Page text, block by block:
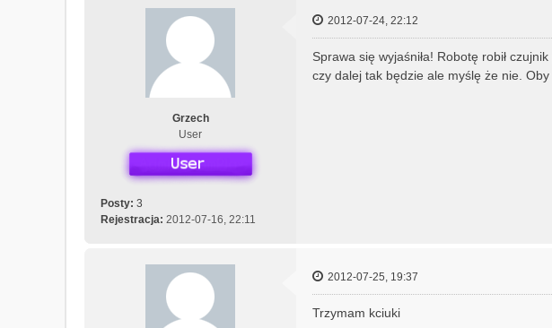
Grzech
User
Posty: 3
Rejestracja: 2012-07-16, 22:11
2012-07-24, 22:12
Sprawa się wyjaśniła! Robotę robił
czy dalej tak będzie ale myślę że nie. Oby
2012-07-25, 19:37
Trzymam kciuki